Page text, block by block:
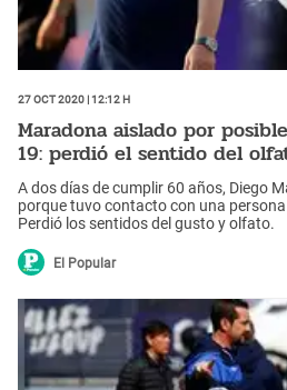
27 Oct 2020 | 12:12 h
Maradona aislado por
19: perdió el sentido del
A dos días de cumplir 60 años, Diego
porque tuvo contacto con una
Perdió los sentidos del gusto y olfato.
El Popular